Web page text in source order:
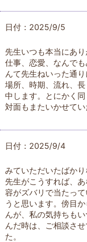
日付：2025/9/5
先生いつも本当にあ
仕事、恋愛、なんで
んて先生ねいった通り
場所、時期、流れ、
中します。とにかく
対面もまたいかせて
日付：2025/9/4
みていただいたばか
先生がこうすれば、
容がズバリで当たっ
うと思います。傍目
んが、私の気持ちも
んだ時は、ご相談さ
た。